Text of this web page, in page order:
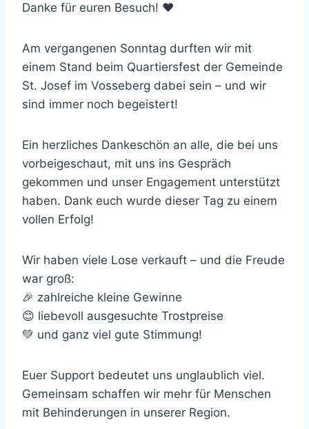
Danke für euren Besuch! ❤️
Am vergangenen Sonntag durften wir mit
einem Stand beim Quartiersfest der Gemeinde
St. Josef im Vosseberg dabei sein – und wir
sind immer noch begeistert!
Ein herzliches Dankeschön an alle, die bei uns
vorbeigeschaut, mit uns ins Gespräch
gekommen und unser Engagement unterstützt
haben. Dank euch wurde dieser Tag zu einem
vollen Erfolg!
Wir haben viele Lose verkauft – und die Freude
war groß:
🎉 zahlreiche kleine Gewinne
😊 liebevoll ausgesuchte Trostpreise
💚 und ganz viel gute Stimmung!
Euer Support bedeutet uns unglaublich viel.
Gemeinsam schaffen wir mehr für Menschen
mit Behinderungen in unserer Region.